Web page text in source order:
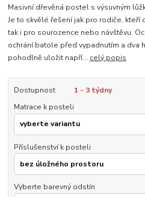
Masivní dřevěná postel s výsuvným
Je to skvělé řešení jak pro rodiče, kteří
tak i pro sourozence nebo návštěvu.
ochrání batole před vypadnutím a dva
pohodlně uložit napří... celý popis
Dostupnost
1 - 3 týdny
Matrace k posteli
Příslušenství k posteli
Vyberte barevný odstín